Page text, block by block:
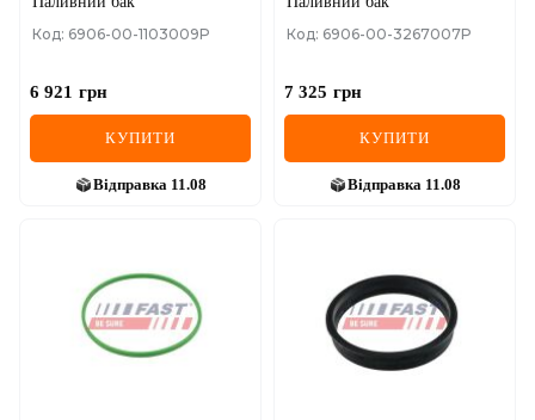
Код: 6906-00-1103009P
6 921 грн
КУПИТИ
Відправка 11.08
Код: 6906-00-3267007P
7 325 грн
КУПИТИ
Відправка 11.08